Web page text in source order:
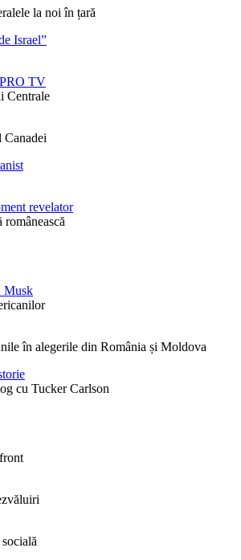
la noi în țară
Israel”
TV
Centrale
Canadei
revelator
Musk
în alegerile din România și Moldova
cu Tucker Carlson